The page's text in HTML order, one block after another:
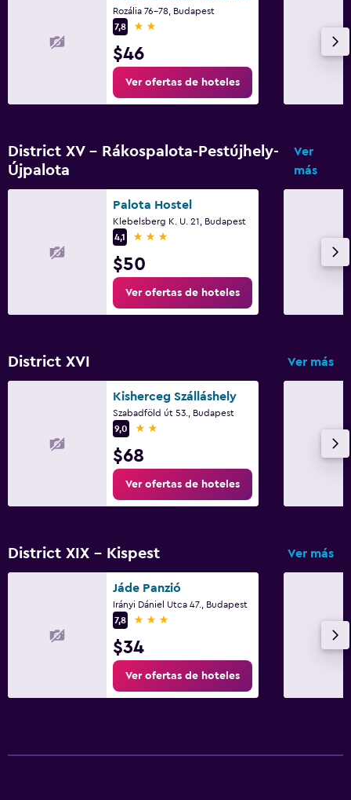
Rozália 76-78, Budapest
7,8
2 estrellas
$46
Ver ofertas de hoteles
District XV - Rákospalota-Pestújhely-
Újpalota
Ver
más
Palota Hostel
Klebelsberg K. U. 21, Budapest
4,1
3 estrellas
$50
Ver ofertas de hoteles
District XVI Ver más
Kisherceg Szálláshely
Szabadföld út 53., Budapest
9,0
2 estrellas
$68
Ver ofertas de hoteles
District XIX - Kispest Ver más
Jáde Panzió
Irányi Dániel Utca 47., Budapest
7,8
3 estrellas
$34
Ver ofertas de hoteles